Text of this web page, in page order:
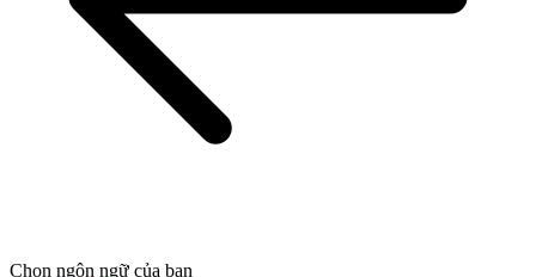
Chọn ngôn ngữ của bạn